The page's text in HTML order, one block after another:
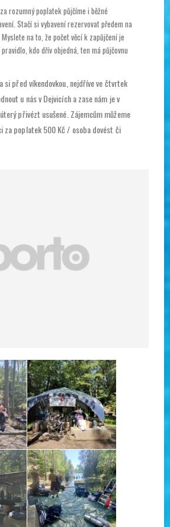
rozumný poplatek půjčíme i běžné
Stačí si vybavení rezervovat předem na
na to, že počet věcí k zapůjčení je
kdo dřív objedná, ten má půjčovnu
si před víkendovkou, nejdříve ve čtvrtek
u nás v Dejvicích a zase nám je v
přivézt usušené. Zájemcům můžeme
za poplatek 500 Kč / osoba dovést či